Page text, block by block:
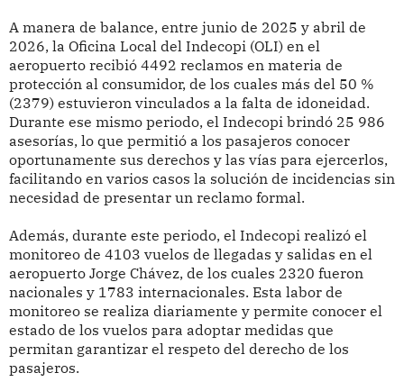
A manera de balance, entre junio de 2025 y abril de
2026, la Oficina Local del Indecopi (OLI) en el
aeropuerto recibió 4492 reclamos en materia de
protección al consumidor, de los cuales más del 50 %
(2379) estuvieron vinculados a la falta de idoneidad.
Durante ese mismo periodo, el Indecopi brindó 25 986
asesorías, lo que permitió a los pasajeros conocer
oportunamente sus derechos y las vías para ejercerlos,
facilitando en varios casos la solución de incidencias sin
necesidad de presentar un reclamo formal.
Además, durante este periodo, el Indecopi realizó el
monitoreo de 4103 vuelos de llegadas y salidas en el
aeropuerto Jorge Chávez, de los cuales 2320 fueron
nacionales y 1783 internacionales. Esta labor de
monitoreo se realiza diariamente y permite conocer el
estado de los vuelos para adoptar medidas que
permitan garantizar el respeto del derecho de los
pasajeros.